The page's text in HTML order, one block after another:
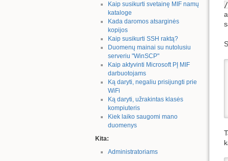
Kaip susikurti svetainę MIF namų
kataloge
Kada daromos atsarginės
kopijos
Kaip susikurti SSH raktą?
Duomenų mainai su nutolusiu
serveriu "WinSCP"
Kaip aktyvinti Microsoft PĮ MIF
darbuotojams
Ką daryti, negaliu prisijungti prie
WiFi
Ką daryti, užrakintas klasės
kompiuteris
Kiek laiko saugomi mano
duomenys
Kita:
Administratoriams